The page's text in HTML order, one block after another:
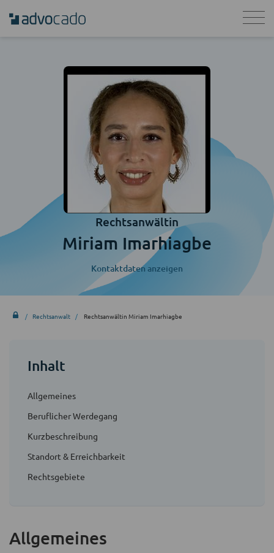
Rechtsanwältin
Miriam Imarhiagbe
Kontaktdaten anzeigen
Rechtsanwalt Rechtsanwältin Miriam Imarhiagbe
Inhalt
Allgemeines
Beruflicher Werdegang
Kurzbeschreibung
Standort & Erreichbarkeit
Rechtsgebiete
Allgemeines